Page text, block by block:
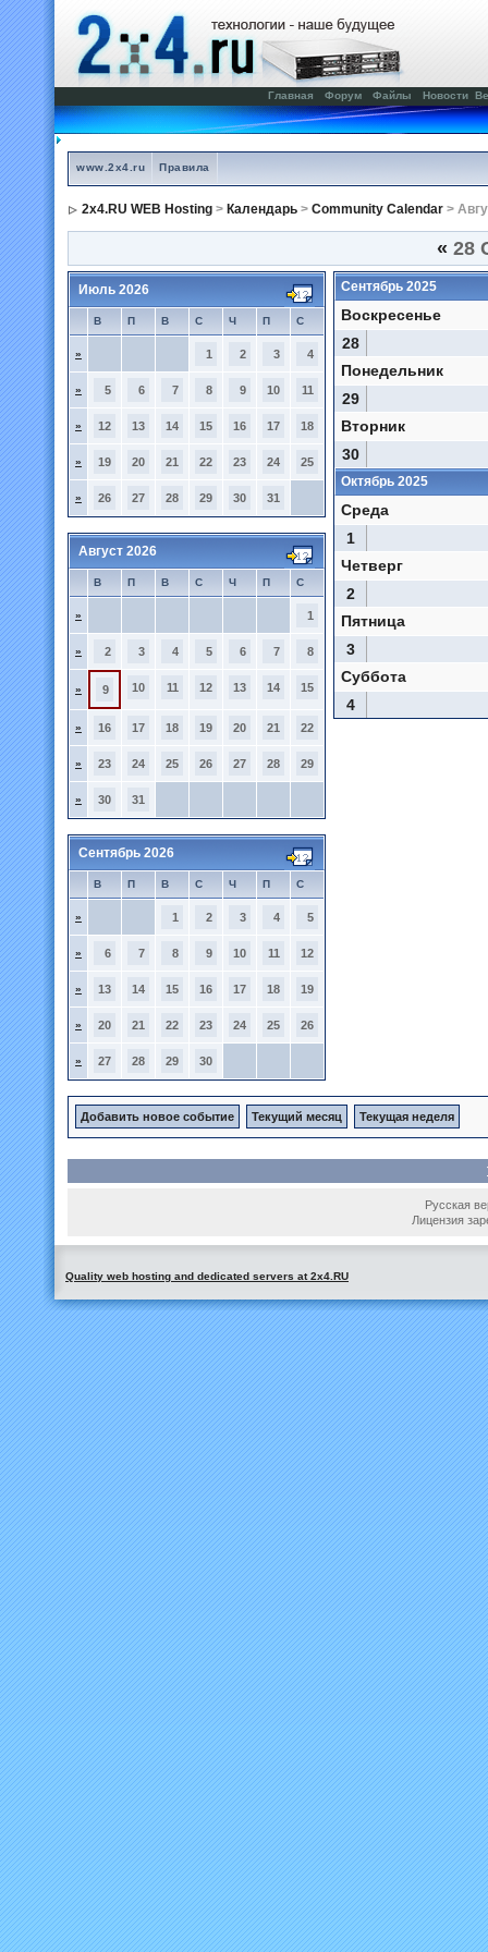
Главная Форум Файлы Новости
www.2x4.ru Правила
2x4.RU WEB Hosting > Календарь > Community Calendar >
« 28
Июль 2026
В П В С Ч П С
» 1 2 3 4
» 5 6 7 8 9 10 11
» 12 13 14 15 16 17 18
» 19 20 21 22 23 24 25
» 26 27 28 29 30 31
Август 2026
В П В С Ч П С
» 1
» 2 3 4 5 6 7 8
» 9 10 11 12 13 14 15
» 16 17 18 19 20 21 22
» 23 24 25 26 27 28 29
» 30 31
Сентябрь 2026
В П В С Ч П С
» 1 2 3 4 5
» 6 7 8 9 10 11 12
» 13 14 15 16 17 18 19
» 20 21 22 23 24 25 26
» 27 28 29 30
Сентябрь 2025
Воскресенье
28
Понедельник
29
Вторник
30
Октябрь 2025
Среда
1
Четверг
2
Пятница
3
Суббота
4
Добавить новое событие Текущий месяц Текущая неделя
Русская
Лицензия
Quality web hosting and dedicated servers at 2x4.RU